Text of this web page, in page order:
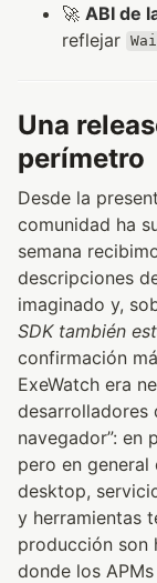
🚀 ABI de
reflejar
Una
perímetro
Desde la
comunidad ha
semana
descripciones
imaginado y,
SDK también
confirmación
ExeWatch era
desarrolladores
navegador”: en
pero en
desktop,
y herramientas
producción son
donde los